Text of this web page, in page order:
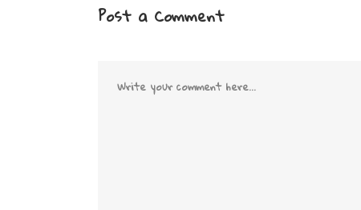
Post a Comment